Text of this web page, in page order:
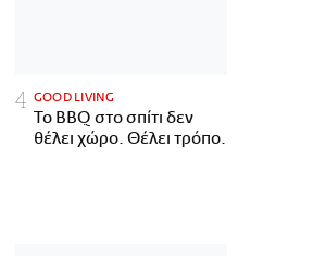
GOOD LIVING
Το BBQ στο σπίτι δεν
θέλει χώρο. Θέλει τρόπο.